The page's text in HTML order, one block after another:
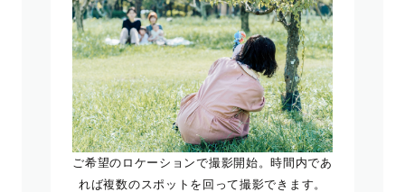
ご希望のロケーションで撮影開始。時間内であ
れば複数のスポットを回って撮影できます。